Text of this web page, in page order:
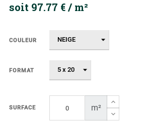
soit 97.77 € / m²
COULEUR
FORMAT
SURFACE m²